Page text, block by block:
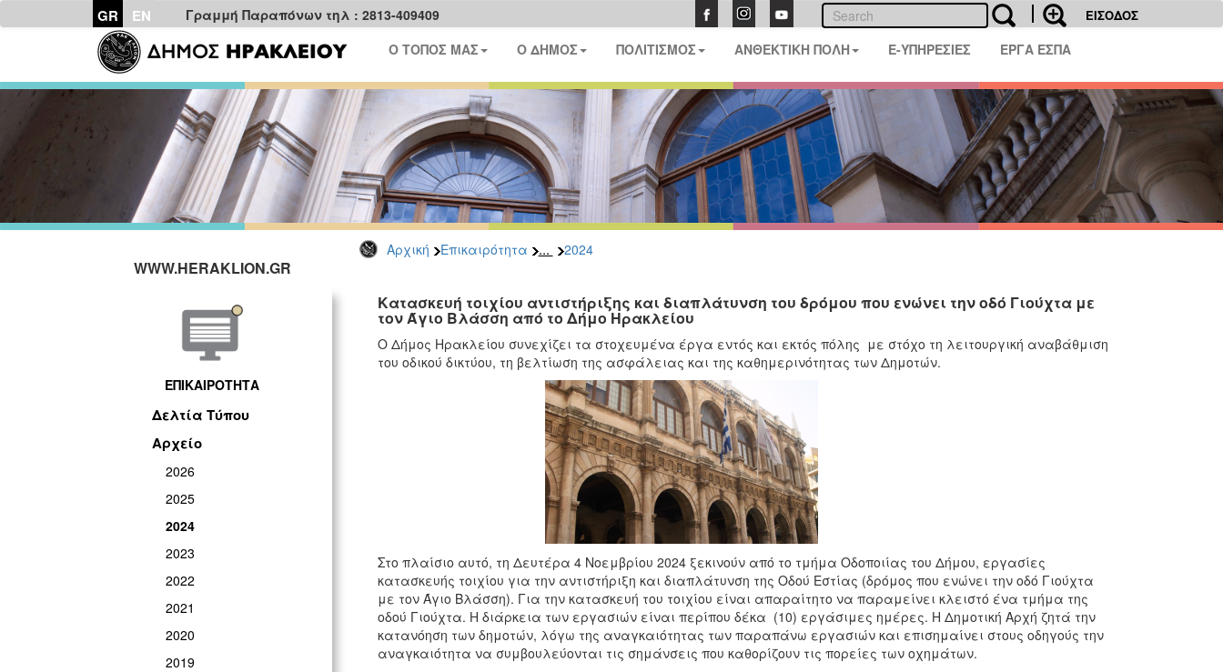
GR EN Γραμμή Παραπόνων τηλ : 2813-409409 ΕΙΣΟΔΟΣ
Ο ΤΟΠΟΣ ΜΑΣ Ο ΔΗΜΟΣ ΠΟΛΙΤΙΣΜΟΣ ΑΝΘΕΚΤΙΚΗ ΠΟΛΗ E-ΥΠΗΡΕΣΙΕΣ ΕΡΓΑ ΕΣΠΑ
Αρχική Επικαιρότητα ... 2024
WWW.HERAKLION.GR
ΕΠΙΚΑΙΡΟΤΗΤΑ
Δελτία Τύπου
Αρχείο
2026
2025
2024
2023
2022
2021
2020
2019
Κατασκευή τοιχίου αντιστήριξης και διαπλάτυνση του δρόμου που ενώνει την οδό Γιούχτα με
τον Άγιο Βλάσση από το Δήμο Ηρακλείου
Ο Δήμος Ηρακλείου συνεχίζει τα στοχευμένα έργα εντός και εκτός πόλης με στόχο τη λειτουργική αναβάθμιση
του οδικού δικτύου, τη βελτίωση της ασφάλειας και της καθημερινότητας των Δημοτών.
Στο πλαίσιο αυτό, τη Δευτέρα 4 Νοεμβρίου 2024 ξεκινούν από το τμήμα Οδοποιίας του Δήμου, εργασίες
κατασκευής τοιχίου για την αντιστήριξη και διαπλάτυνση της Οδού Εστίας (δρόμος που ενώνει την οδό Γιούχτα
με τον Άγιο Βλάσση). Για την κατασκευή του τοιχίου είναι απαραίτητο να παραμείνει κλειστό ένα τμήμα της
οδού Γιούχτα. Η διάρκεια των εργασιών είναι περίπου δέκα (10) εργάσιμες ημέρες. Η Δημοτική Αρχή ζητά την
κατανόηση των δημοτών, λόγω της αναγκαιότητας των παραπάνω εργασιών και επισημαίνει στους οδηγούς την
αναγκαιότητα να συμβουλεύονται τις σημάνσεις που καθορίζουν τις πορείες των οχημάτων.